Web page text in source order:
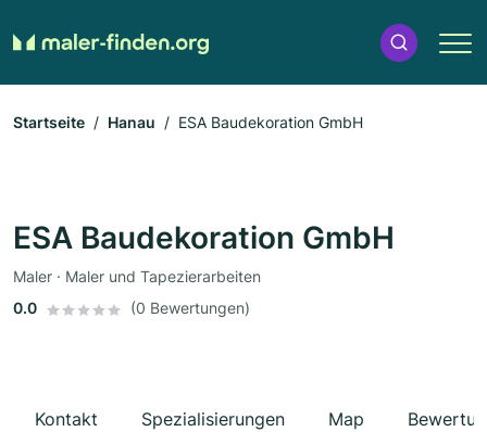
Startseite Hanau ESA Baudekoration GmbH
ESA Baudekoration GmbH
Maler · Maler und Tapezierarbeiten
0.0
(0 Bewertungen)
Kontakt Spezialisierungen Map